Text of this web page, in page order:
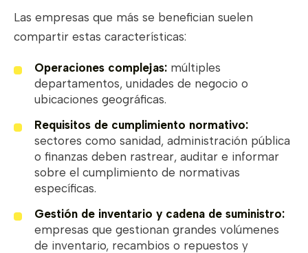
Las empresas que más se benefician suelen
compartir estas características:
Operaciones complejas: múltiples
departamentos, unidades de negocio o
ubicaciones geográficas.
Requisitos de cumplimiento normativo:
sectores como sanidad, administración pública
o finanzas deben rastrear, auditar e informar
sobre el cumplimiento de normativas
específicas.
Gestión de inventario y cadena de suministro:
empresas que gestionan grandes volúmenes
de inventario, recambios o repuestos y